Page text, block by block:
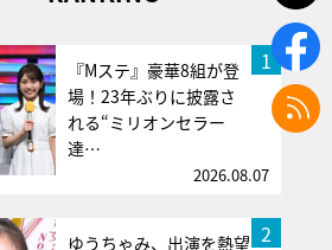
1
『Mステ』豪華8組が登
場！23年ぶりに披露さ
れる“ミリオンセラー
達…
2026.08.07
2
ゆうちゃみ、出演を熱望